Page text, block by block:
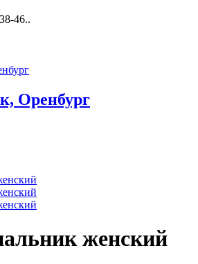
46..
Оренбург
женский